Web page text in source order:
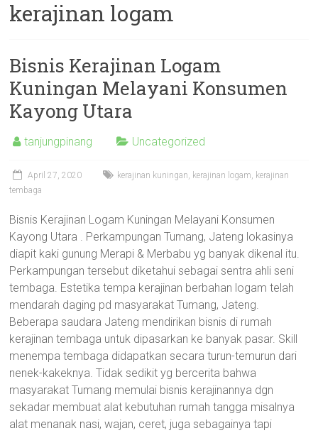
kerajinan logam
Bisnis Kerajinan Logam
Kuningan Melayani Konsumen
Kayong Utara
tanjungpinang Uncategorized
April 27, 2020 kerajinan kuningan, kerajinan logam, kerajinan
tembaga
Bisnis Kerajinan Logam Kuningan Melayani Konsumen
Kayong Utara . Perkampungan Tumang, Jateng lokasinya
diapit kaki gunung Merapi & Merbabu yg banyak dikenal itu.
Perkampungan tersebut diketahui sebagai sentra ahli seni
tembaga. Estetika tempa kerajinan berbahan logam telah
mendarah daging pd masyarakat Tumang, Jateng.
Beberapa saudara Jateng mendirikan bisnis di rumah
kerajinan tembaga untuk dipasarkan ke banyak pasar. Skill
menempa tembaga didapatkan secara turun-temurun dari
nenek-kakeknya. Tidak sedikit yg bercerita bahwa
masyarakat Tumang memulai bisnis kerajinannya dgn
sekadar membuat alat kebutuhan rumah tangga misalnya
alat menanak nasi, wajan, ceret, juga sebagainya tapi